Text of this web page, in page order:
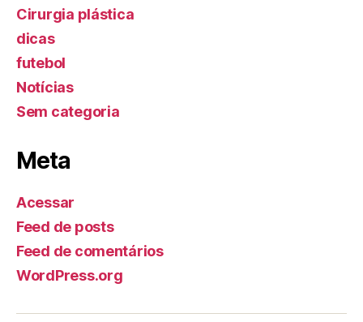
Cirurgia plástica
dicas
futebol
Notícias
Sem categoria
Meta
Acessar
Feed de posts
Feed de comentários
WordPress.org